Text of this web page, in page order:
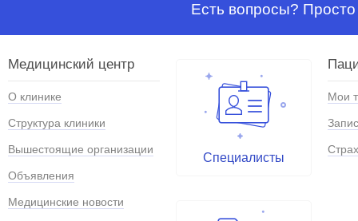
Есть вопросы?
Медицинский центр
О клинике
Структура клиники
Вышестоящие организации
Объявления
Медицинские новости
Специалисты
Мои